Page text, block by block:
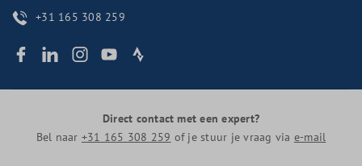
+31 165 308 259
Direct contact met een expert?
Bel naar +31 165 308 259 of je stuur je vraag via e-mail